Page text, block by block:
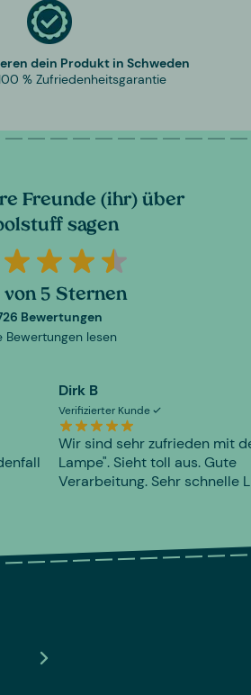
dein Produkt in Schweden
% Zufriedenheitsgarantie
Freunde (ihr) über
sagen
von 5 Sternen
Bewertungen
Bewertungen lesen
Dirk B
Verifizierter Kunde
Wir sind sehr zufrieden mit
Lampe". Sieht toll aus. Gute
Verarbeitung. Sehr schnelle